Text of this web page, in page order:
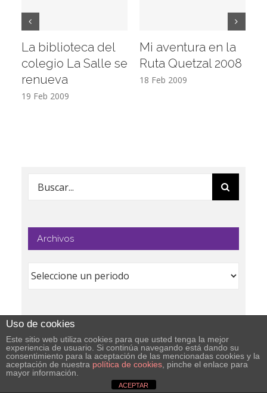
La biblioteca del
colegio La Salle se
renueva
19 Feb 2009
Mi aventura en la
Ruta Quetzal 2008
18 Feb 2009
Buscar:
Archivos
Etiquetas
Actividades de centro
CEIP Cisneros
Uso de cookies
Este sitio web utiliza cookies para que usted tenga la mejor
experiencia de usuario. Si continúa navegando está dando su
consentimiento para la aceptación de las mencionadas cookies y la
aceptación de nuestra política de cookies , pinche el enlace para
mayor información.
ACEPTAR